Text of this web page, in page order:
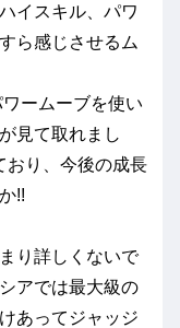
イスキル、パワ
ら感じさせるム
ームーブを使い
見て取れまし
り、今後の成長
!!
り詳しくないで
アでは最大級の
あってジャッジ